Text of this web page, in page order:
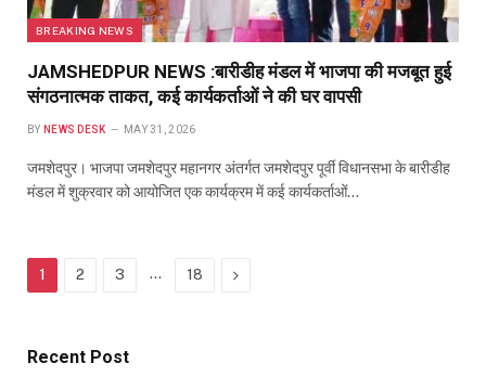
BREAKING NEWS
JAMSHEDPUR NEWS :बारीडीह मंडल में भाजपा की मजबूत हुई
संगठनात्मक ताकत, कई कार्यकर्ताओं ने की घर वापसी
BY NEWS DESK MAY 31, 2026
जमशेदपुर। भाजपा जमशेदपुर महानगर अंतर्गत जमशेदपुर पूर्वी विधानसभा के बारीडीह
मंडल में शुक्रवार को आयोजित एक कार्यक्रम में कई कार्यकर्ताओं…
1 2 3 … 18 Next
Recent Post